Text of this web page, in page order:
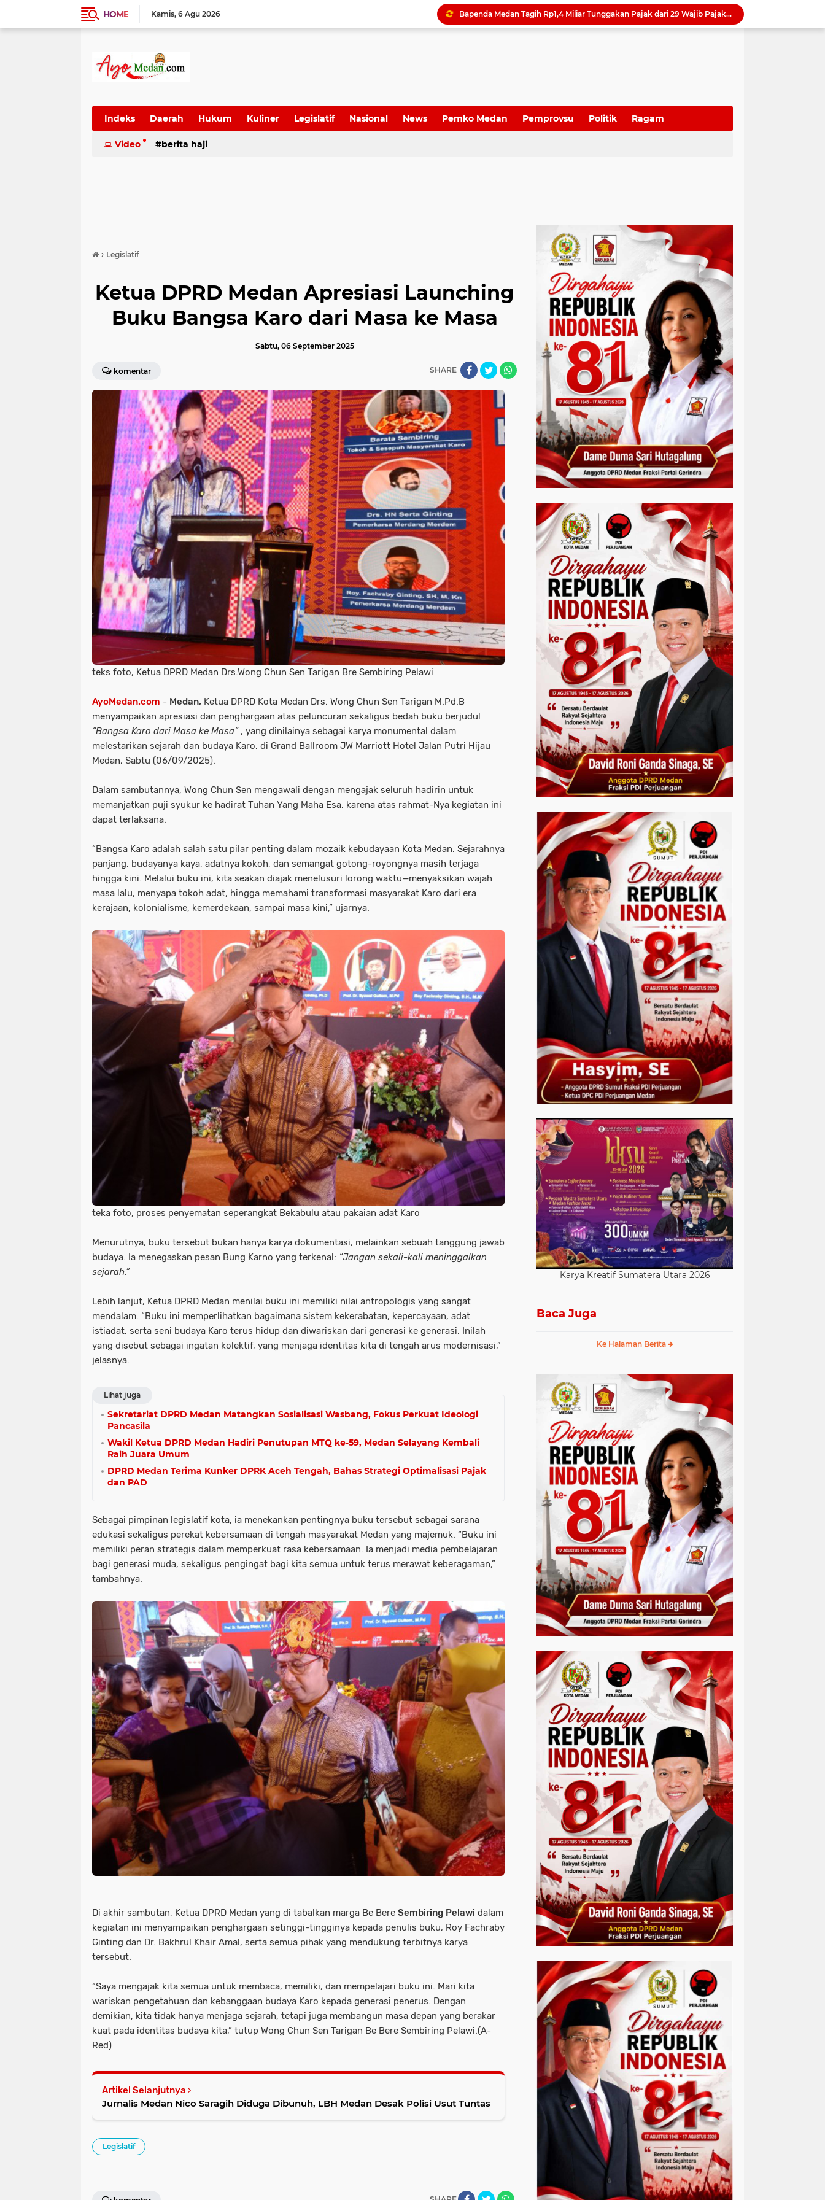
HOME Kamis 6 Agu 2026
Samsung Hadirkan Galaxy Z8 Series, Pilihan Smartphone Lipat untuk Beragam Gaya Hidup
Raker 2026 Ditutup, Erisda Hutasoit: DPRD Medan Matangkan Program Kerja 2027 dan Perkuat Tiga Fungsi Dewan
Wong Chun Sen Tegaskan Sinergi DPRD dan Polres Belawan untuk Wujudkan Medan Utara Aman dan Kondusif
Indeks Daerah Hukum Kuliner Legislatif Nasional News Pemko Medan Pemprovsu Politik Ragam
SUmatera Utara Wisata
Video berita haji
› Legislatif
Ketua DPRD Medan Apresiasi Launching
Buku Bangsa Karo dari Masa ke Masa
Sabtu, 06 September 2025
komentar SHARE
teks foto, Ketua DPRD Medan Drs.Wong Chun Sen Tarigan Bre Sembiring Pelawi
AyoMedan.com - Medan, Ketua DPRD Kota Medan Drs. Wong Chun Sen Tarigan M.Pd.B
menyampaikan apresiasi dan penghargaan atas peluncuran sekaligus bedah buku berjudul
“Bangsa Karo dari Masa ke Masa”, yang dinilainya sebagai karya monumental dalam
melestarikan sejarah dan budaya Karo, di Grand Ballroom JW Marriott Hotel Jalan Putri Hijau
Medan, Sabtu (06/09/2025).
Dalam sambutannya, Wong Chun Sen mengawali dengan mengajak seluruh hadirin untuk
memanjatkan puji syukur ke hadirat Tuhan Yang Maha Esa, karena atas rahmat-Nya kegiatan ini
dapat terlaksana.
“Bangsa Karo adalah salah satu pilar penting dalam mozaik kebudayaan Kota Medan. Sejarahnya
panjang, budayanya kaya, adatnya kokoh, dan semangat gotong-royongnya masih terjaga
hingga kini. Melalui buku ini, kita seakan diajak menelusuri lorong waktu—menyaksikan wajah
masa lalu, menyapa tokoh adat, hingga memahami transformasi masyarakat Karo dari era
kerajaan, kolonialisme, kemerdekaan, sampai masa kini,” ujarnya.
teka foto, proses penyematan seperangkat Bekabulu atau pakaian adat Karo
Menurutnya, buku tersebut bukan hanya karya dokumentasi, melainkan sebuah tanggung jawab
budaya. Ia menegaskan pesan Bung Karno yang terkenal: “Jangan sekali-kali meninggalkan
sejarah.”
Lebih lanjut, Ketua DPRD Medan menilai buku ini memiliki nilai antropologis yang sangat
mendalam. “Buku ini memperlihatkan bagaimana sistem kekerabatan, kepercayaan, adat
istiadat, serta seni budaya Karo terus hidup dan diwariskan dari generasi ke generasi. Inilah
yang disebut sebagai ingatan kolektif, yang menjaga identitas kita di tengah arus modernisasi,”
jelasnya.
Lihat juga
Sekretariat DPRD Medan Matangkan Sosialisasi Wasbang, Fokus Perkuat Ideologi
Pancasila
Wakil Ketua DPRD Medan Hadiri Penutupan MTQ ke-59, Medan Selayang Kembali
Raih Juara Umum
DPRD Medan Terima Kunker DPRK Aceh Tengah, Bahas Strategi Optimalisasi Pajak
dan PAD
Sebagai pimpinan legislatif kota, ia menekankan pentingnya buku tersebut sebagai sarana
edukasi sekaligus perekat kebersamaan di tengah masyarakat Medan yang majemuk. “Buku ini
memiliki peran strategis dalam memperkuat rasa kebersamaan. Ia menjadi media pembelajaran
bagi generasi muda, sekaligus pengingat bagi kita semua untuk terus merawat keberagaman,”
tambahnya.
Di akhir sambutan, Ketua DPRD Medan yang di tabalkan marga Be Bere Sembiring Pelawi dalam
kegiatan ini menyampaikan penghargaan setinggi-tingginya kepada penulis buku, Roy Fachraby
Ginting dan Dr. Bakhrul Khair Amal, serta semua pihak yang mendukung terbitnya karya
tersebut.
“Saya mengajak kita semua untuk membaca, memiliki, dan mempelajari buku ini. Mari kita
wariskan pengetahuan dan kebanggaan budaya Karo kepada generasi penerus. Dengan
demikian, kita tidak hanya menjaga sejarah, tetapi juga membangun masa depan yang berakar
kuat pada identitas budaya kita,” tutup Wong Chun Sen Tarigan Be Bere Sembiring Pelawi.(A-
Red)
Artikel Selanjutnya
Jurnalis Medan Nico Saragih Diduga Dibunuh, LBH Medan Desak Polisi Usut Tuntas
Legislatif
Karya Kreatif Sumatera Utara 2026
Baca Juga
Ke Halaman Berita